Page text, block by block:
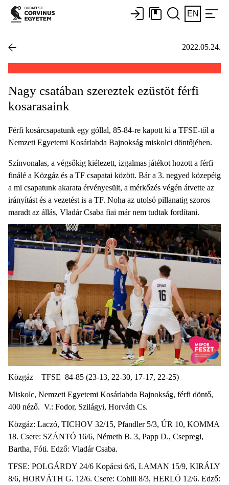
EN
2022.05.24.
Nagy csatában szereztek ezüstöt férfi
kosarasaink
Férfi kosárcsapatunk egy góllal, 85-84-re kapott ki a TFSE-től a
Nemzeti Egyetemi Kosárlabda Bajnokság miskolci döntőjében.
Színvonalas, a végsőkig kiélezett, izgalmas játékot hozott a férfi
finálé a Közgáz és a TF csapatai között. Bár a 3. negyed közepéig
a mi csapatunk akarata érvényesült, a mérkőzés végén átvette az
irányítást és a vezetést is a TF. Noha az utolsó pillanatig szoros
maradt az állás, Vladár Csaba fiai már nem tudtak fordítani.
Közgáz – TFSE 84-85 (23-13, 22-30, 17-17, 22-25)
Miskolc, Nemzeti Egyetemi Kosárlabda Bajnokság, férfi döntő,
400 néző. V.: Fodor, Szilágyi, Horváth Cs.
Közgáz: Laczó, TICHOV 32/15, Pfandler 5/3, ÚR 10, KOMMA
18. Csere: SZÁNTÓ 16/6, Németh B. 3, Papp D., Csepregi,
Bartha, Fóti. Edző: Vladár Csaba.
TFSE: POLGÁRDY 24/6 Kopácsi 6/6, LAMAN 15/9, KIRÁLY
8/6, HORVÁTH G. 12/6. Csere: Cohill 8/3, HERLÓ 12/6. Edző: